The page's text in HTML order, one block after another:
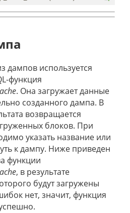
дампов используется
функция
. Она загружает данные
созданного дампа. В
возвращается
блоков. При
указать название или
к дампу. Ниже приведен
функции
, в результате
будут загружены
нет, значит, функция